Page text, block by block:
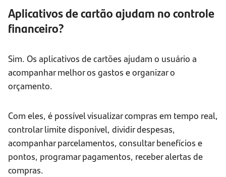
Aplicativos de cartão ajudam no controle
financeiro?
Sim. Os aplicativos de cartões ajudam o usuário a
acompanhar melhor os gastos e organizar o
orçamento.
Com eles, é possível visualizar compras em tempo real,
controlar limite disponível, dividir despesas,
acompanhar parcelamentos, consultar benefícios e
pontos, programar pagamentos, receber alertas de
compras.